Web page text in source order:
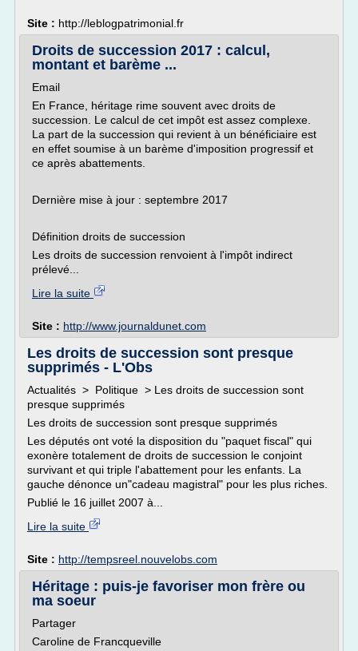
Site : http://leblogpatrimonial.fr
Droits de succession 2017 : calcul,
montant et barème ...
Email
En France, héritage rime souvent avec droits de
succession. Le calcul de cet impôt est assez complexe.
La part de la succession qui revient à un bénéficiaire est
en effet soumise à un barème d'imposition progressif et
ce après abattements.
Dernière mise à jour : septembre 2017
Définition droits de succession
Les droits de succession renvoient à l'impôt indirect
prélevé...
Lire la suite
Site : http://www.journaldunet.com
Les droits de succession sont presque
supprimés - L'Obs
Actualités > Politique > Les droits de succession sont
presque supprimés
Les droits de succession sont presque supprimés
Les députés ont voté la disposition du "paquet fiscal" qui
exonère totalement de droits de succession le conjoint
survivant et qui triple l'abattement pour les enfants. La
gauche dénonce un"cadeau magistral" pour les plus riches.
Publié le 16 juillet 2007 à...
Lire la suite
Site : http://tempsreel.nouvelobs.com
Héritage : puis-je favoriser mon frère ou
ma soeur
Partager
Caroline de Francqueville